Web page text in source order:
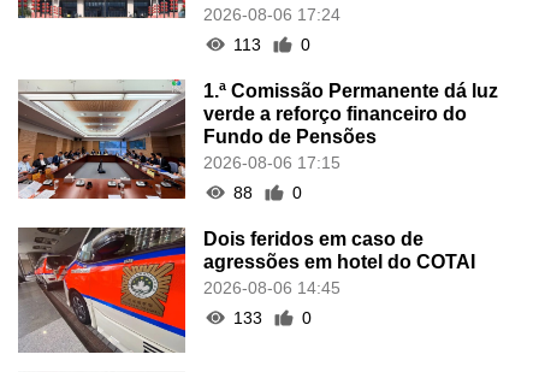
2026-08-06 17:24
113
0
1.ª Comissão Permanente dá luz
verde a reforço financeiro do
Fundo de Pensões
2026-08-06 17:15
88
0
Dois feridos em caso de
agressões em hotel do COTAI
2026-08-06 14:45
133
0